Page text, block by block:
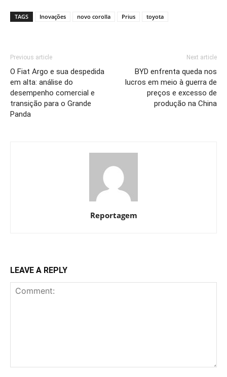
TAGS Inovações novo corolla Prius toyota
Previous article
O Fiat Argo e sua despedida
em alta: análise do
desempenho comercial e
transição para o Grande
Panda
Next article
BYD enfrenta queda nos
lucros em meio à guerra de
preços e excesso de
produção na China
Reportagem
LEAVE A REPLY